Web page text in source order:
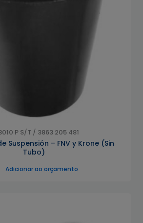
P S/T / 3863 205 481
Suspensión – FNV y Krone (Sin
Tubo)
Adicionar ao orçamento